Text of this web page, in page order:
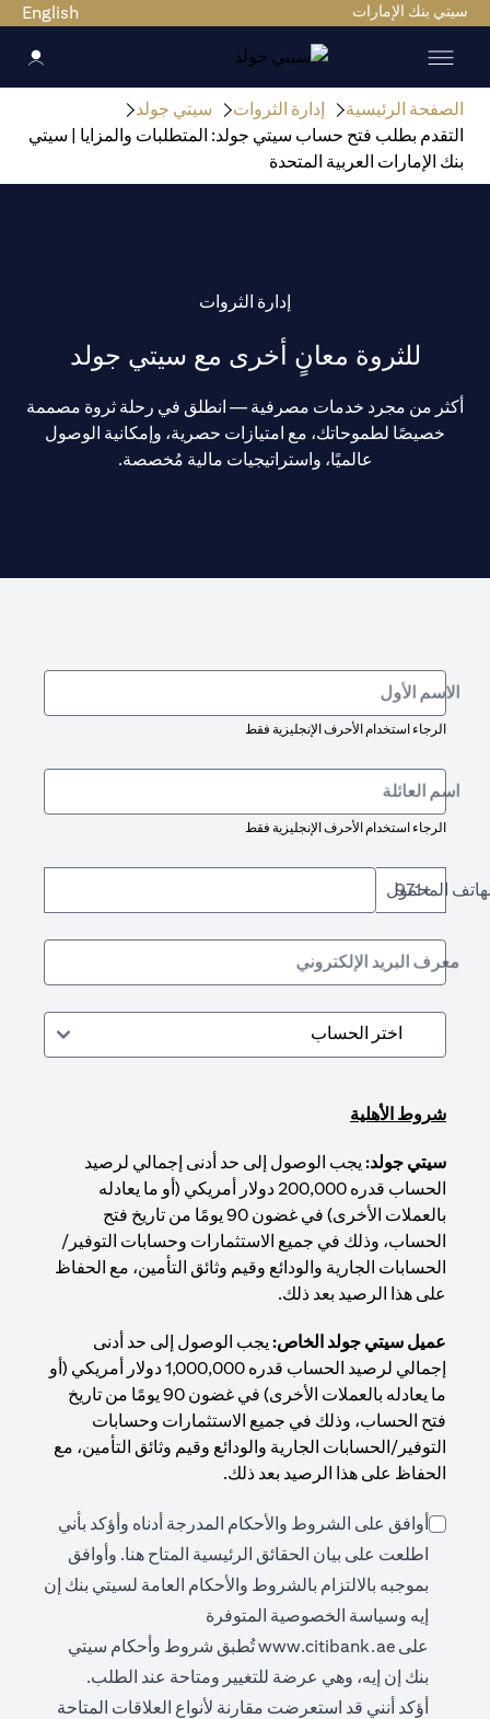
سيتي بنك الإمارات English
الصفحة الرئيسية إدارة الثروات
سيتي جولد
التقدم بطلب فتح حساب سيتي جولد: المتطلبات والمزايا | سيتي
بنك الإمارات العربية المتحدة
إدارة الثروات
للثروة معانٍ أخرى مع سيتي جولد
أكثر من مجرد خدمات مصرفية — انطلق في رحلة ثروة مصممة
خصيصًا لطموحاتك، مع امتيازات حصرية، وإمكانية الوصول
عالميًا، واستراتيجيات مالية مُخصصة.
الرجاء استخدام الأحرف الإنجليزية فقط
الاسم الأول
الرجاء استخدام الأحرف الإنجليزية فقط
اسم العائلة
+971
المحمول
معرف البريد الإلكتروني
شروط الأهلية
سيتي جولد: يجب الوصول إلى حد أدنى إجمالي لرصيد
الحساب قدره 200,000 دولار أمريكي (أو ما يعادله
بالعملات الأخرى) في غضون 90 يومًا من تاريخ فتح
الحساب، وذلك في جميع الاستثمارات وحسابات التوفير/
الحسابات الجارية والودائع وقيم وثائق التأمين، مع الحفاظ
على هذا الرصيد بعد ذلك.
عميل سيتي جولد الخاص: يجب الوصول إلى حد أدنى
إجمالي لرصيد الحساب قدره 1,000,000 دولار أمريكي (أو
ما يعادله بالعملات الأخرى) في غضون 90 يومًا من تاريخ
فتح الحساب، وذلك في جميع الاستثمارات وحسابات
التوفير/الحسابات الجارية والودائع وقيم وثائق التأمين، مع
الحفاظ على هذا الرصيد بعد ذلك.
أوافق على الشروط والأحكام المدرجة أدناه وأؤكد بأني
اطلعت على بيان الحقائق الرئيسية المتاح هنا(opens in a new tab). وأوافق
بموجبه بالالتزام بالشروط والأحكام العامة لسيتي بنك إن
إيه وسياسة الخصوصية المتوفرة
على www.citibank.ae
(opens in a new tab)تُطبق شروط وأحكام سيتي
بنك إن إيه، وهي عرضة للتغيير ومتاحة عند الطلب.
أؤكد أنني قد استعرضت مقارنة لأنواع العلاقات المتاحة